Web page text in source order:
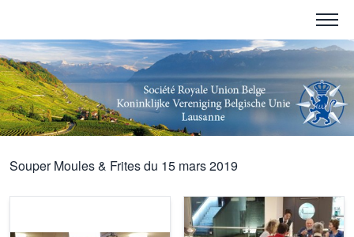
Souper Moules & Frites du 15 mars 2019